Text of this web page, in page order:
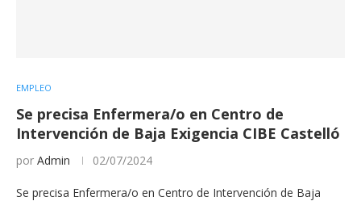
EMPLEO
Se precisa Enfermera/o en Centro de
Intervención de Baja Exigencia CIBE Castelló
por Admin 02/07/2024
Se precisa Enfermera/o en Centro de Intervención de Baja